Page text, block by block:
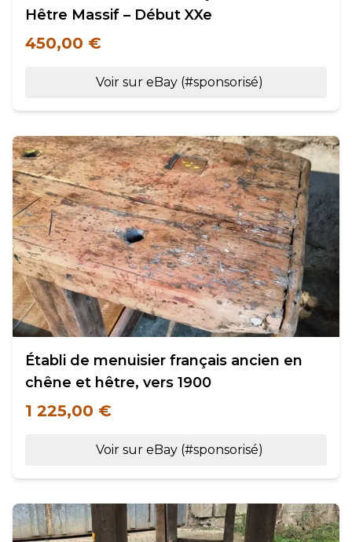
Hêtre Massif – Début XXe
450,00 €
Voir sur eBay (#sponsorisé)
Établi de menuisier français ancien en
chêne et hêtre, vers 1900
1 225,00 €
Voir sur eBay (#sponsorisé)